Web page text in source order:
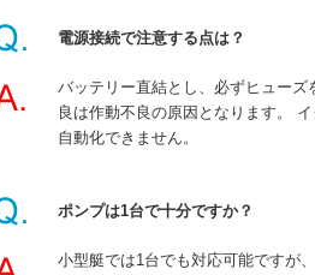
電源接続で注意する点は？
バッテリー直結とし、必ずヒュー
良は作動不良の原因となります。
自動化できません。
ポンプは1台で十分ですか？
小型艇では1台でも対応可能ですが